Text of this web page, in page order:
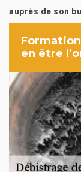
auprès de son
en être